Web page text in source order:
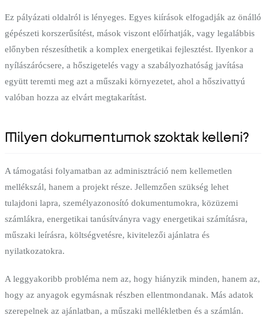
Ez pályázati oldalról is lényeges. Egyes kiírások elfogadják az önálló
gépészeti korszerűsítést, mások viszont előírhatják, vagy legalábbis
előnyben részesíthetik a komplex energetikai fejlesztést. Ilyenkor a
nyílászárócsere, a hőszigetelés vagy a szabályozhatóság javítása
együtt teremti meg azt a műszaki környezetet, ahol a hőszivattyú
valóban hozza az elvárt megtakarítást.
Milyen dokumentumok szoktak kelleni?
A támogatási folyamatban az adminisztráció nem kellemetlen
mellékszál, hanem a projekt része. Jellemzően szükség lehet
tulajdoni lapra, személyazonosító dokumentumokra, közüzemi
számlákra, energetikai tanúsítványra vagy energetikai számításra,
műszaki leírásra, költségvetésre, kivitelezői ajánlatra és
nyilatkozatokra.
A leggyakoribb probléma nem az, hogy hiányzik minden, hanem az,
hogy az anyagok egymásnak részben ellentmondanak. Más adatok
szerepelnek az ajánlatban, a műszaki mellékletben és a számlán.